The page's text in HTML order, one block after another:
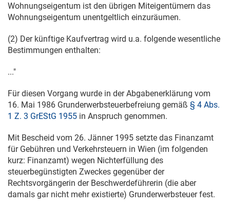
Wohnungseigentum ist den übrigen Miteigentümern das
Wohnungseigentum unentgeltlich einzuräumen.
(2) Der künftige Kaufvertrag wird u.a. folgende wesentliche
Bestimmungen enthalten:
..."
Für diesen Vorgang wurde in der Abgabenerklärung vom
16. Mai 1986 Grunderwerbsteuerbefreiung gemäß § 4 Abs.
1 Z. 3 GrEStG 1955 in Anspruch genommen.
Mit Bescheid vom 26. Jänner 1995 setzte das Finanzamt
für Gebühren und Verkehrsteuern in Wien (im folgenden
kurz: Finanzamt) wegen Nichterfüllung des
steuerbegünstigten Zweckes gegenüber der
Rechtsvorgängerin der Beschwerdeführerin (die aber
damals gar nicht mehr existierte) Grunderwerbsteuer fest.